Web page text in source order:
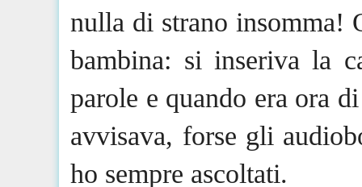
nulla di strano insomma!
bambina: si inseriva la
parole e quando era ora
avvisava, forse gli
ho sempre ascoltati.